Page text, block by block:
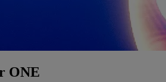
ONE